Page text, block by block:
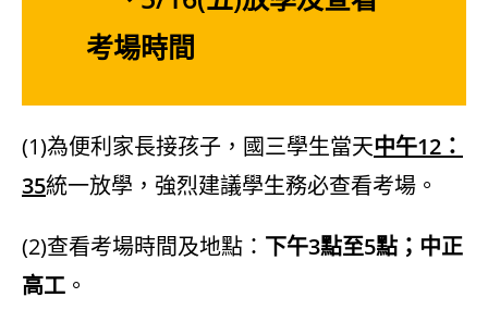
考場時間
(1)為便利家長接孩子，國三學生當天中午12：
35統一放學，強烈建議學生務必查看考場。
(2)查看考場時間及地點： 下午3點至5點；中正
高工 。